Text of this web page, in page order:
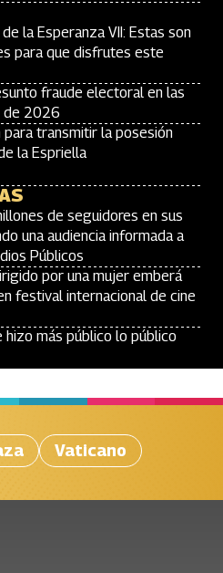
la Esperanza VII: Estas son
para que disfrutes este
fraude electoral en las
de 2026
transmitir la posesión
la Espriella
de seguidores en sus
una audiencia informada a
Públicos
por una mujer emberá
festival internacional de cine
hizo más público lo público
Vaticano